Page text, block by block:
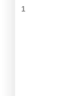
1